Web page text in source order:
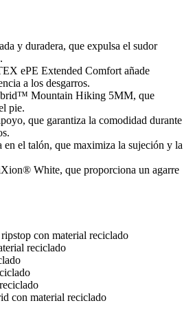
y duradera, que expulsa el sudor
ePE Extended Comfort añade
a los desgarros.
Mountain Hiking 5MM, que
pie.
que garantiza la comodidad durante
en el talón, que maximiza la sujeción y la
White, que proporciona un agarre
con material reciclado
reciclado
con material reciclado